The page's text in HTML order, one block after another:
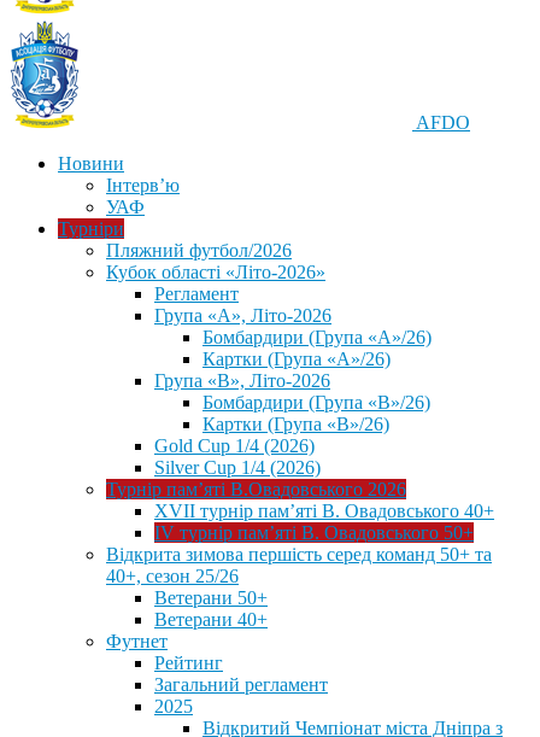
AFDO
Новини
Інтерв’ю
УАФ
Турніри
Пляжний футбол/2026
Кубок області «Літо-2026»
Регламент
Група «А», Літо-2026
Бомбардири (Група «А»/26)
Картки (Група «А»/26)
Група «В», Літо-2026
Бомбардири (Група «В»/26)
Картки (Група «В»/26)
Gold Cup 1/4 (2026)
Silver Cup 1/4 (2026)
Турнір пам’яті В.Овадовського 2026
XVII турнір пам’яті В. Овадовського 40+
IV турнір пам’яті В. Овадовського 50+
Відкрита зимова першість серед команд 50+ та
40+, сезон 25/26
Ветерани 50+
Ветерани 40+
Футнет
Рейтинг
Загальний регламент
2025
Відкритий Чемпіонат міста Дніпра з